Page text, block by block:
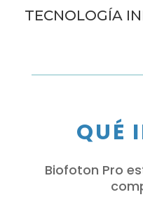
TECNOLOGÍA
QUÉ
Biofoton Pro